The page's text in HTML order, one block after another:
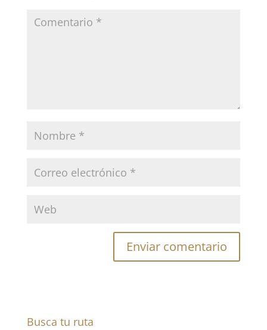
Busca tu ruta